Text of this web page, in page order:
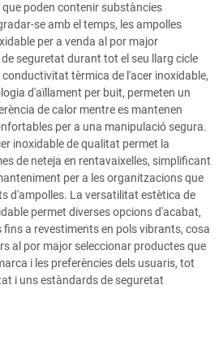
poden contenir substàncies
se amb el temps, les ampolles
per a venda al por major
seguretat durant tot el seu llarg cicle
tèrmica de l'acer inoxidable,
d'aïllament per buit, permeten un
de calor mentre es mantenen
per a una manipulació segura.
inoxidable de qualitat permet la
de neteja en rentavaixelles, simplificant
per a les organitzacions que
d'ampolles. La versatilitat estètica de
permet diverses opcions d'acabat,
a revestiments en pols vibrants, cosa
al por major seleccionar productes que
i les preferències dels usuaris, tot
i uns estàndards de seguretat